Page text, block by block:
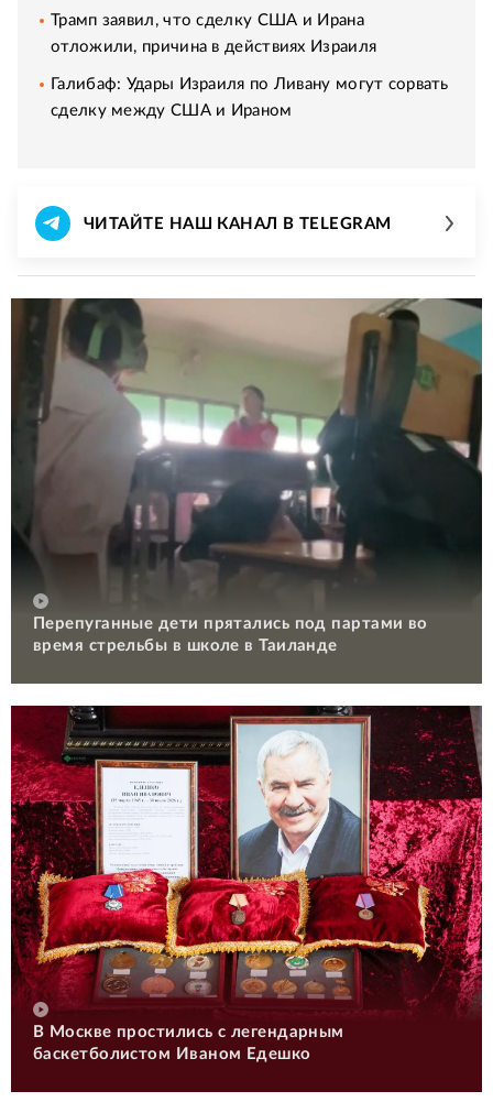
Трамп заявил, что сделку США и Ирана
отложили, причина в действиях Израиля
Галибаф: Удары Израиля по Ливану могут сорвать
сделку между США и Ираном
ЧИТАЙТЕ НАШ КАНАЛ В TELEGRAM
Перепуганные дети прятались под партами во
время стрельбы в школе в Таиланде
В Москве простились с легендарным
баскетболистом Иваном Едешко